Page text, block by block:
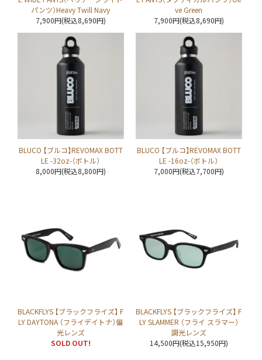
パンツ）Heavy Twill Navy
7,900円(税込8,690円)
ve Green
7,900円(税込8,690円)
BLUCO 【ブルコ】REVOMAX BOTT
LE -32oz-（ボトル）
8,000円(税込8,800円)
BLUCO 【ブルコ】REVOMAX BOTT
LE -16oz-（ボトル）
7,000円(税込7,700円)
BLACKFLYS 【ブラックフライズ】 F
LY DAYTONA （フライデイトナ）偏
光レンズ
SOLD OUT!
BLACKFLYS 【ブラックフライズ】 F
LY SLAMMER （フライ スラマー）
調光レンズ
14,500円(税込15,950円)